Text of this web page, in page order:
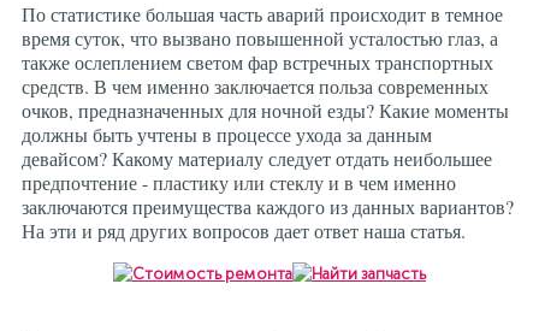
По статистике большая часть аварий происходит в темное
время суток, что вызвано повышенной усталостью глаз, а
также ослеплением светом фар встречных транспортных
средств. В чем именно заключается польза современных
очков, предназначенных для ночной езды? Какие моменты
должны быть учтены в процессе ухода за данным
девайсом? Какому материалу следует отдать неибольшее
предпочтение - пластику или стеклу и в чем именно
заключаются преимущества каждого из данных вариантов?
На эти и ряд других вопросов дает ответ наша статья.